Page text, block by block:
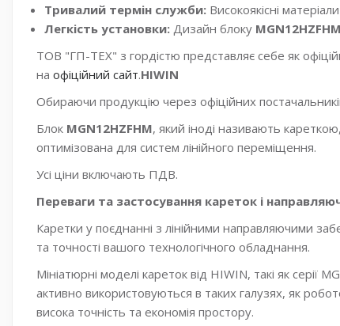
Тривалий термін служби: Високоякісні
Легкість установки: Дизайн блоку MGN12HZFHM
ТОВ "ГП-ТЕХ" з гордістю представляє себе як
на офіційний сайт.HIWIN
Обираючи продукцію через офіційних
Блок MGN12HZFHM, який іноді називають
оптимізована для систем лінійного переміщення.
Усі ціни включають ПДВ.
Переваги та застосування кареток і
Каретки у поєднанні з лінійними направляючими
та точності вашого технологічного обладнання.
Мініатюрні моделі кареток від HIWIN, такі як серії
активно використовуються в таких галузях, як
висока точність та економія простору.